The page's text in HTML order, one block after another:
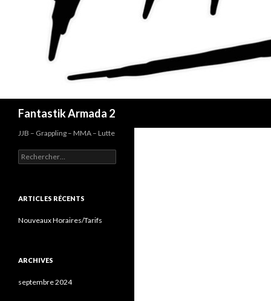
Fantastik Armada 2
JJB – Grappling – MMA – Lutte
Rechercher :
ARTICLES RÉCENTS
Nouveaux Horaires/Tarifs
ARCHIVES
septembre 2024